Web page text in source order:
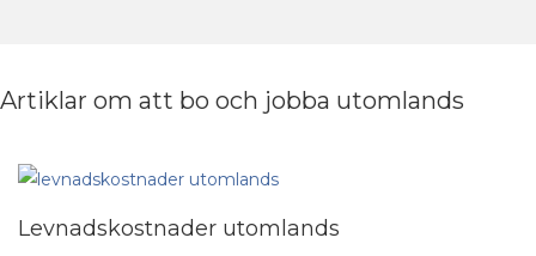
Artiklar om att bo och jobba utomlands
Levnadskostnader utomlands